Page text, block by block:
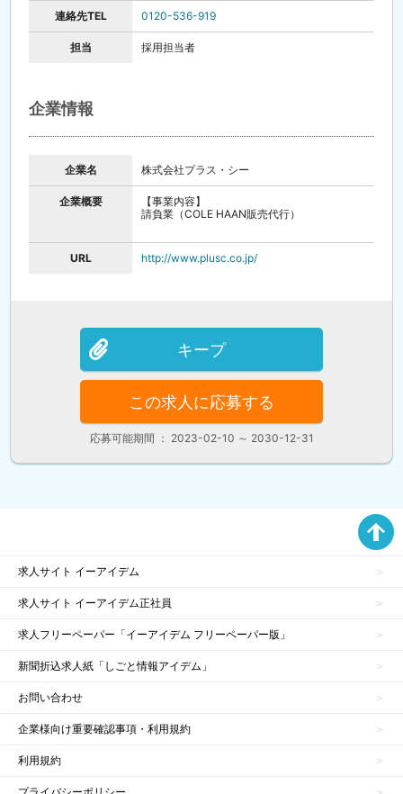
連絡先TEL 0120-536-919
担当 採用担当者
企業情報
企業名 株式会社プラス・シー
企業概要
【事業内容】
請負業（COLE HAAN販売代行）
URL http://www.plusc.co.jp/
キープ
この求人に応募する
応募可能期間 ： 2023-02-10 ～ 2030-12-31
求人サイト イーアイデム
求人サイト イーアイデム正社員
求人フリーペーパー「イーアイデム フリーペーパー版」
新聞折込求人紙「しごと情報アイデム」
お問い合わせ
企業様向け重要確認事項・利用規約
利用規約